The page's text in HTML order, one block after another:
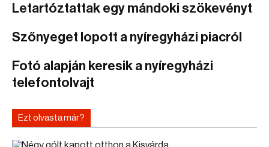
Letartóztattak egy mándoki szökevényt
Szőnyeget lopott a nyíregyházi piacról
Fotó alapján keresik a nyíregyházi
telefontolvajt
Ezt olvasta már?